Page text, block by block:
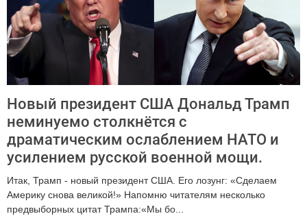
Новый президент США Дональд Трамп
неминуемо столкнётся с
драматическим ослаблением НАТО и
усилением русской военной мощи.
Итак, Трамп - новый президент США. Его лозунг: «Сделаем
Америку снова великой!» Напомню читателям несколько
предвыборных цитат Трампа:«Мы бо...